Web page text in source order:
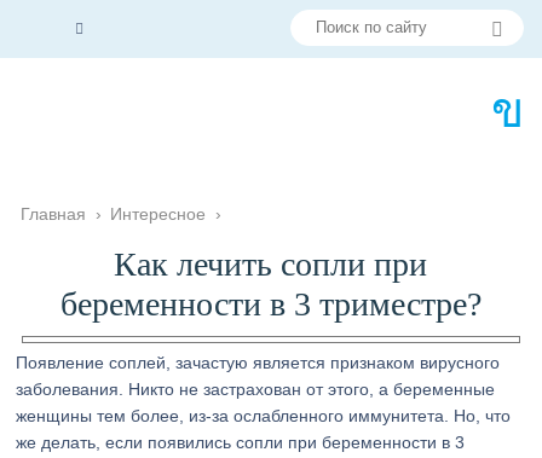
Главная › Интересное ›
Как лечить сопли при
беременности в 3 триместре?
Появление соплей, зачастую является признаком вирусного
заболевания. Никто не застрахован от этого, а беременные
женщины тем более, из-за ослабленного иммунитета. Но, что
же делать, если появились сопли при беременности в 3